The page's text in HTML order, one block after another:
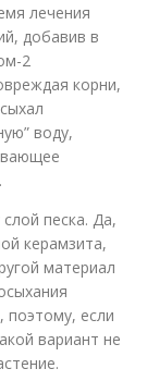
лечения
добавив в
2
корни,
воду,
песка. Да,
керамзита,
материал
поэтому, если
вариант не